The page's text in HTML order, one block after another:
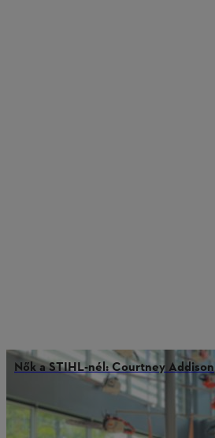
Nők a STIHL-nél: Courtney Addison